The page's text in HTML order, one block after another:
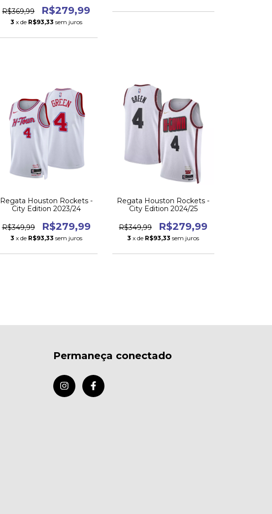
R$369,99 R$279,99
3 x de R$93,33 sem juros
Regata Houston Rockets -
City Edition 2023/24
R$349,99 R$279,99
3 x de R$93,33 sem juros
Regata Houston Rockets -
City Edition 2024/25
R$349,99 R$279,99
3 x de R$93,33 sem juros
Permaneça conectado